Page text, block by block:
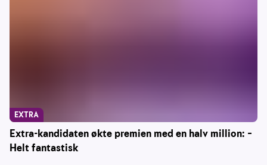
Extra-kandidaten økte premien med en halv million: –
Helt fantastisk
EXTRA